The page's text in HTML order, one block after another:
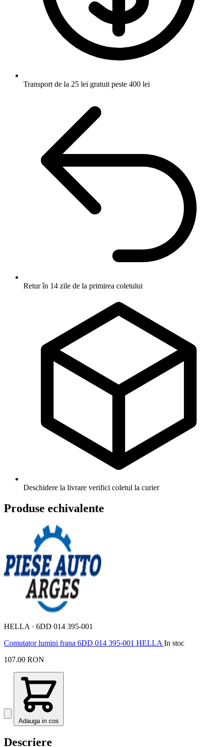
Transport de la 25 lei gratuit peste 400 lei
Retur în 14 zile de la primirea coletului
Deschidere la livrare verifici coletul la curier
Produse echivalente
HELLA · 6DD 014 395-001
Comutator lumini frana 6DD 014 395-001 HELLA In stoc
107.00 RON
Adauga in cos
Descriere